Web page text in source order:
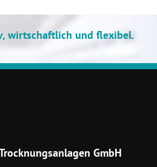
wirtschaftlich und flexibel.
GmbH